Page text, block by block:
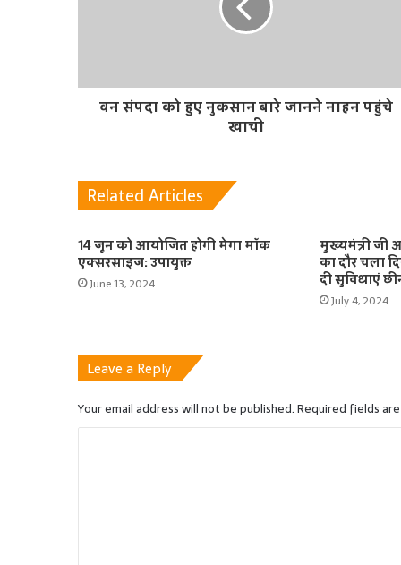
वन संपदा को हुए नुकसान बारे जानने नाहन पहुंचे
खाची
Related Articles
14 जून को आयोजित होगी मेगा मॉक
एक्सरसाइज: उपायुक्त
June 13, 2024
मुख्यमंत्री जी
का दौर चला
दी सुविधाएं
July 4, 2024
Leave a Reply
Your email address will not be published.Required fields